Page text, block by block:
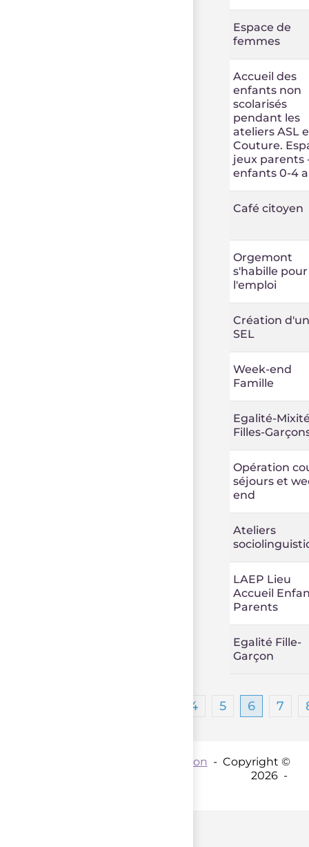
Espace de
femmes
Accueil des
enfants non
scolarisés
pendant les
ateliers ASL
Couture.
jeux parents
enfants 0-4
Café citoyen
Orgemont
s'habille pour
l'emploi
Création d'un
SEL
Week-end
Famille
Egalité-
Filles-
Opération
séjours et
end
Ateliers
LAEP Lieu
Accueil
Parents
Egalité Fille-
Garçon
4 5 6 7
Coordination - Copyright ©
2026 -